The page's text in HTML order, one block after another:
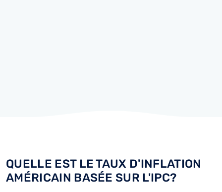
QUELLE EST LE TAUX D'INFLATION
AMÉRICAIN BASÉE SUR L'IPC?